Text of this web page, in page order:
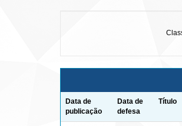
Data de
publicação
Data de
defesa
Título